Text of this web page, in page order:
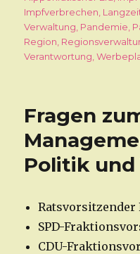
Impfverbrechen
Verwaltung Pandemie
Region
Verantwortung ,
Fragen
Politik
Ratsvorsitzender
SPD-
CDU-